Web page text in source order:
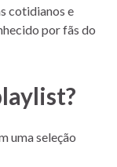
cotidianos e
por fãs do
uma seleção